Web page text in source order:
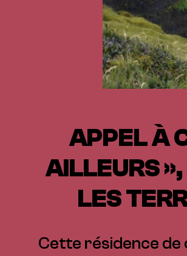
APPEL À
AILLEURS
LES
Cette résidence de